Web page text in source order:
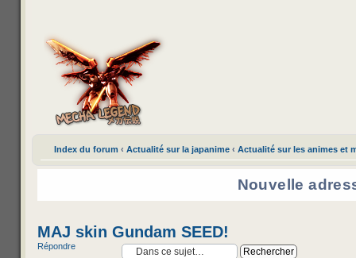
Index du forum ‹ Actualité sur la japanime ‹ Actualité sur les animes et
Nouvelle
MAJ skin Gundam SEED!
Répondre